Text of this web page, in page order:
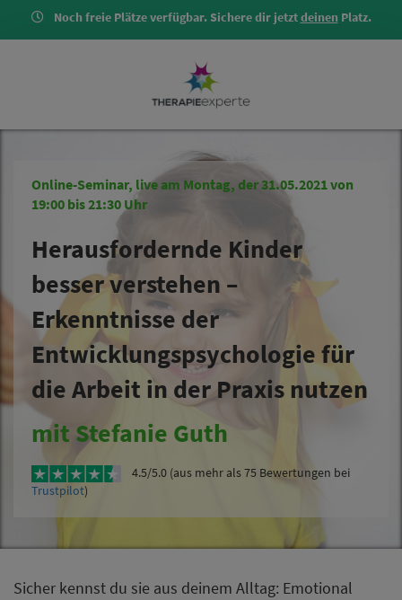
Noch freie Plätze verfügbar. Sichere dir jetztdeinen Platz.
Online-Seminar, live am Montag, der 31.05.2021 von
19:00 bis 21:30 Uhr
Herausfordernde Kinder
besser verstehen –
Erkenntnisse der
Entwicklungspsychologie für
die Arbeit in der Praxis nutzen
mit Stefanie Guth
4.5/5.0 (aus mehr als 75 Bewertungen bei
Trustpilot)
Sicher kennst du sie aus deinem Alltag: Emotional